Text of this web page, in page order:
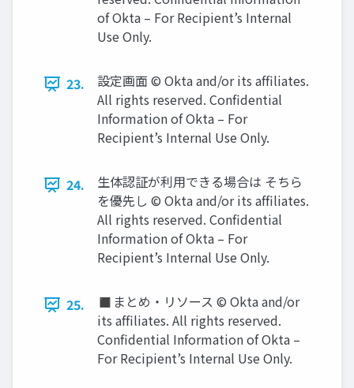
of Okta – For Recipient’s Internal
Use Only.
23.
設定画面 © Okta and/or its afﬁliates.
All rights reserved. Conﬁdential
Information of Okta – For
Recipient’s Internal Use Only.
24.
生体認証が利用できる場合は そちら
を優先し © Okta and/or its afﬁliates.
All rights reserved. Conﬁdential
Information of Okta – For
Recipient’s Internal Use Only.
25.
◼まとめ‧リソース © Okta and/or
its afﬁliates. All rights reserved.
Conﬁdential Information of Okta –
For Recipient’s Internal Use Only.